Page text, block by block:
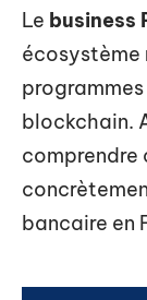
Le business
écosystème
blockchain.
comprendre
bancaire en